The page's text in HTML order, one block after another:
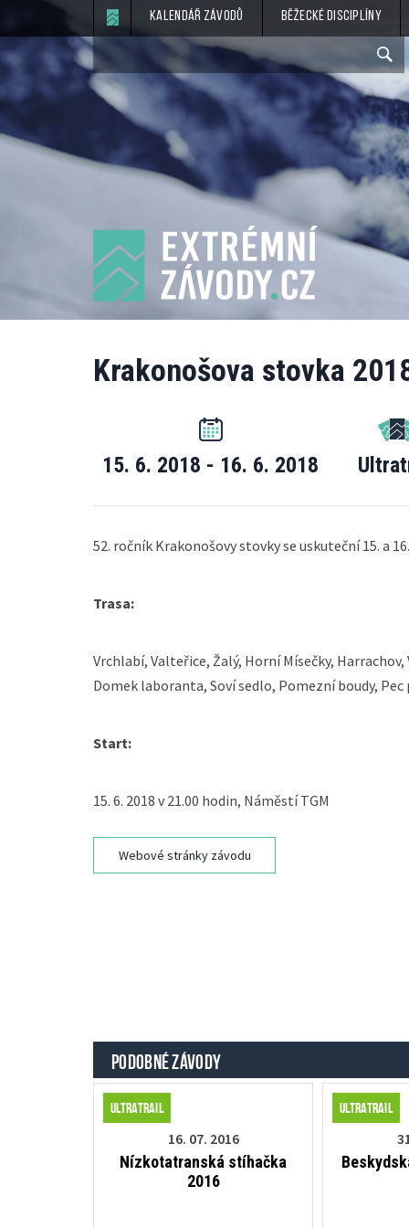
Kalendář závodů Běžecké disciplíny
Krakonošova stovka
15. 6. 2018 - 16. 6. 2018
52. ročník Krakonošovy stovky se uskuteční 15. a
Trasa:
Vrchlabí, Valteřice, Žalý, Horní Mísečky,
Domek laboranta, Soví sedlo, Pomezní boudy, Pec
Start:
15. 6. 2018 v 21.00 hodin, Náměstí TGM
Webové stránky závodu
PODOBNÉ ZÁVODY
Ultratrail
16. 07. 2016
Nízkotatranská stíhačka
2016
Ultratrail